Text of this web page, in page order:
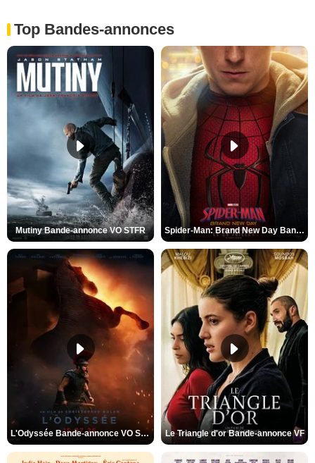
Top Bandes-annonces
Mutiny Bande-annonce VO STFR Spider-Man: Brand New Day Bande-annonce VO STFR
L'Odyssée Bande-annonce VO STFR Le Triangle d'or Bande-annonce VF